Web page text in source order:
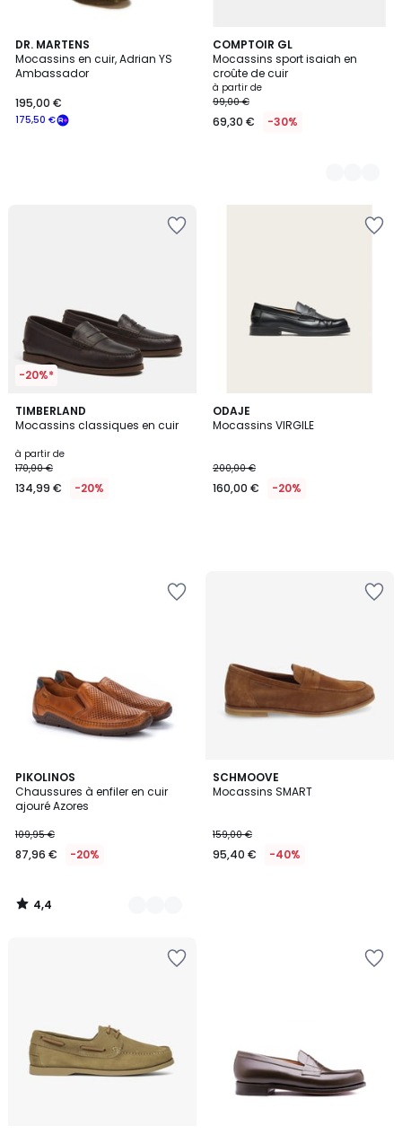
DR. MARTENS
Mocassins en cuir, Adrian YS
Ambassador
175,50 €
195,00 €
COMPTOIR GL
Mocassins sport isaiah en
croûte de cuir
à partir de
99,00 €
69,30 € -30%
4
Couleurs
-20%*
TIMBERLAND
Mocassins classiques en cuir
à partir de
170,00 €
134,99 € -20%
ODAJE
Mocassins VIRGILE
200,00 €
160,00 € -20%
PIKOLINOS
Chaussures à enfiler en cuir
ajouré Azores
109,95 €
87,96 € -20%
4,4
/ 5
2
Couleurs
4,4
/
SCHMOOVE
Mocassins SMART
159,00 €
95,40 € -40%